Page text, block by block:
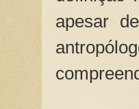
apesar